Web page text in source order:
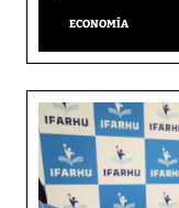
ECONOMÍA